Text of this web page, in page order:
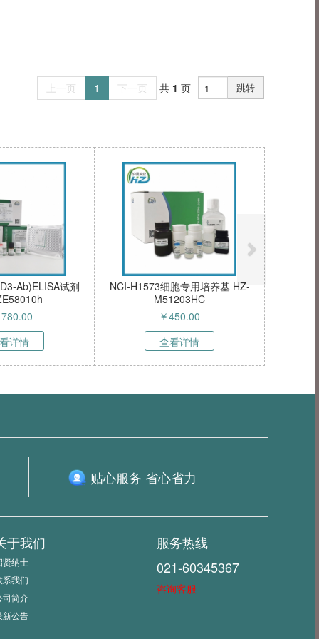
上一页 1 下一页 共 1 页 跳转
Ab)ELISA试剂
详情
NCI-H1573细胞专用培养基 HZ-
M51203HC
￥450.00
查看详情
贴心服务 省心省力
于我们
贤纳士
系我们
司简介
新公告
服务热线
021-60345367
咨询客服